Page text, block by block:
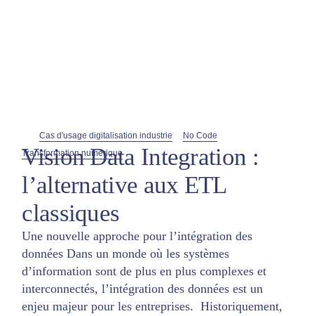
Cas d'usage digitalisation industrie
No Code
Transformation numérique
Vision Data Integration :
l’alternative aux ETL
classiques
Une nouvelle approche pour l’intégration des
données Dans un monde où les systèmes
d’information sont de plus en plus complexes et
interconnectés, l’intégration des données est un
enjeu majeur pour les entreprises. Historiquement,